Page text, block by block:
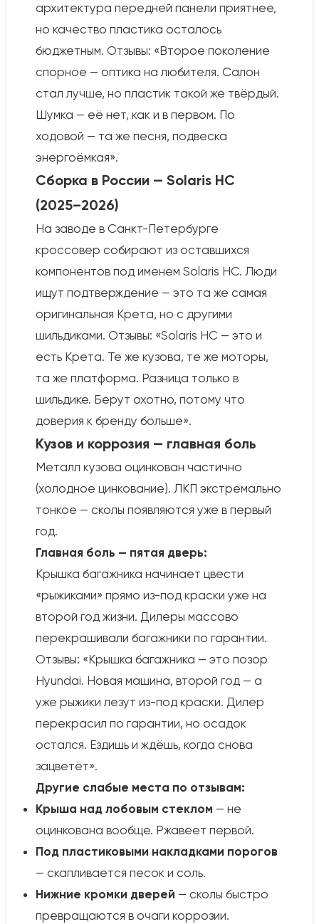
архитектура передней панели приятнее,
но качество пластика осталось
бюджетным. Отзывы: «Второе поколение
спорное — оптика на любителя. Салон
стал лучше, но пластик такой же твёрдый.
Шумка — её нет, как и в первом. По
ходовой — та же песня, подвеска
энергоёмкая».
Сборка в России — Solaris HC
(2025–2026)
На заводе в Санкт-Петербурге
кроссовер собирают из оставшихся
компонентов под именем Solaris HC. Люди
ищут подтверждение — это та же самая
оригинальная Крета, но с другими
шильдиками. Отзывы: «Solaris HC — это и
есть Крета. Те же кузова, те же моторы,
та же платформа. Разница только в
шильдике. Берут охотно, потому что
доверия к бренду больше».
Кузов и коррозия — главная боль
Металл кузова оцинкован частично
(холодное цинкование). ЛКП экстремально
тонкое — сколы появляются уже в первый
год.
Главная боль — пятая дверь:
Крышка багажника начинает цвести
«рыжиками» прямо из-под краски уже на
второй год жизни. Дилеры массово
перекрашивали багажники по гарантии.
Отзывы: «Крышка багажника — это позор
Hyundai. Новая машина, второй год — а
уже рыжики лезут из-под краски. Дилер
перекрасил по гарантии, но осадок
остался. Ездишь и ждёшь, когда снова
зацветёт».
Другие слабые места по отзывам:
Крыша над лобовым стеклом — не
оцинкована вообще. Ржавеет первой.
Под пластиковыми накладками порогов
— скапливается песок и соль.
Нижние кромки дверей — сколы быстро
превращаются в очаги коррозии.